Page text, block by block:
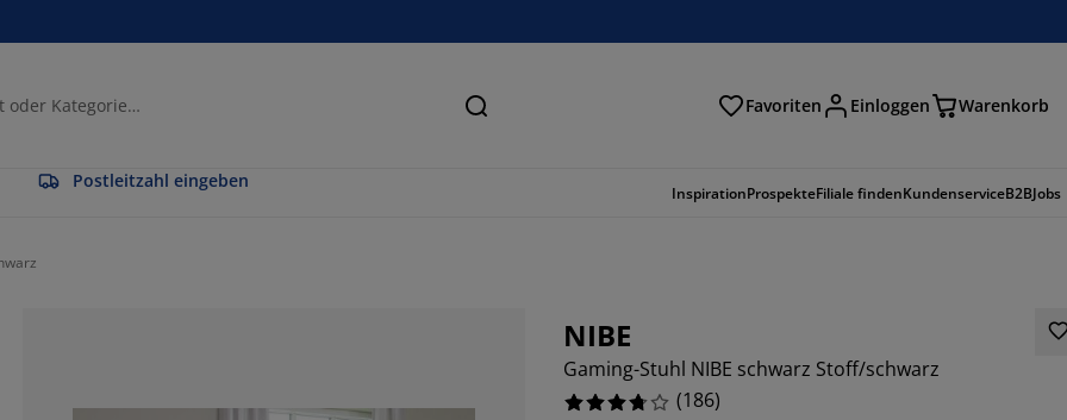
Suchen Favoriten Einloggen Warenkorb
Postleitzahl eingeben
InspirationProspekteFiliale findenKundenserviceB2BJobs
NIBE
Gaming-Stuhl NIBE schwarz Stoff/schwarz
(186)